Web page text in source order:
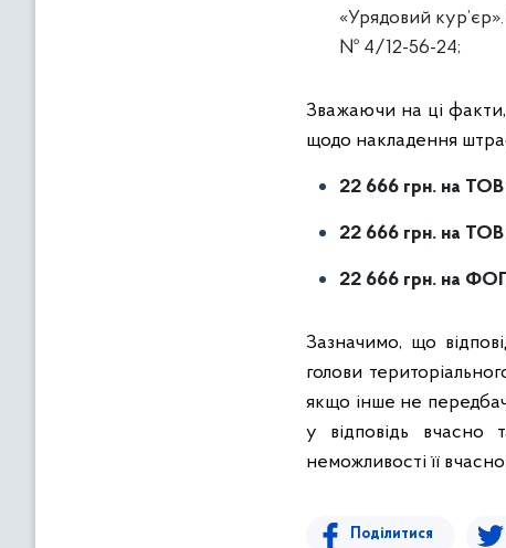
«Урядовий
№ 4/12-56-24;
Зважаючи на ці
щодо накладення
22 666 грн. на ТОВ
22 666 грн. на ТОВ
22 666 грн. на ФОП
Зазначимо, що
голови
якщо інше не
у відповідь
неможливості її
Поділитися